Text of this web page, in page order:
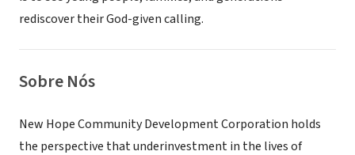
rediscover their God-given calling.
Sobre Nós
New Hope Community Development Corporation holds
the perspective that underinvestment in the lives of